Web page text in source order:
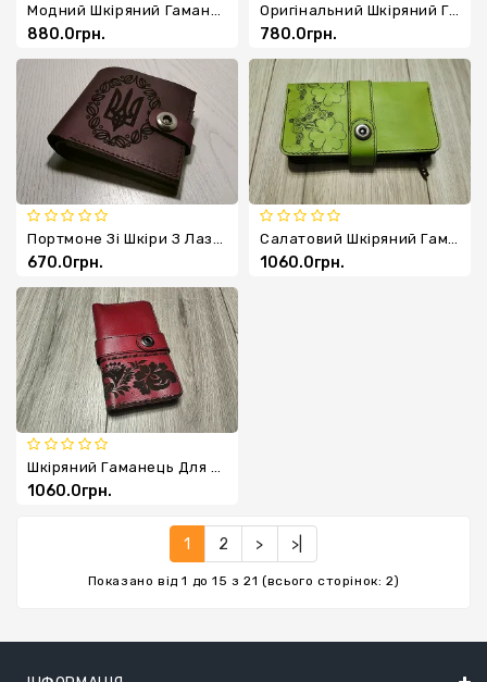
880.0грн.
Оригінальний Шкіряний Гаманець З Кошенятами
780.0грн.
670.0грн. 1060.0грн.
1060.0грн.
1 2 > >|
Показано від 1 до 15 з 21 (всього сторінок: 2)